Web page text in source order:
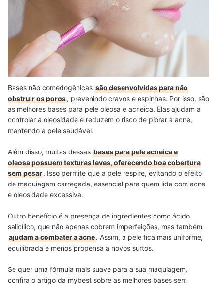
Bases não comedogênicas são desenvolvidas para não
obstruir os poros, prevenindo cravos e espinhas. Por isso, são
as melhores bases para pele oleosa e acneica. Elas ajudam a
controlar a oleosidade e reduzem o risco de piorar a acne,
mantendo a pele saudável.
Além disso, muitas dessas bases para pele acneica e
oleosa possuem texturas leves, oferecendo boa cobertura
sem pesar. Isso permite que a pele respire, evitando o efeito
de maquiagem carregada, essencial para quem lida com acne
e oleosidade excessiva.
Outro benefício é a presença de ingredientes como ácido
salicílico, que não apenas cobrem imperfeições, mas também
ajudam a combater a acne. Assim, a pele fica mais uniforme,
equilibrada e menos propensa a novos surtos.
Se quer uma fórmula mais suave para a sua maquiagem,
confira o artigo da mybest sobre as melhores bases sem